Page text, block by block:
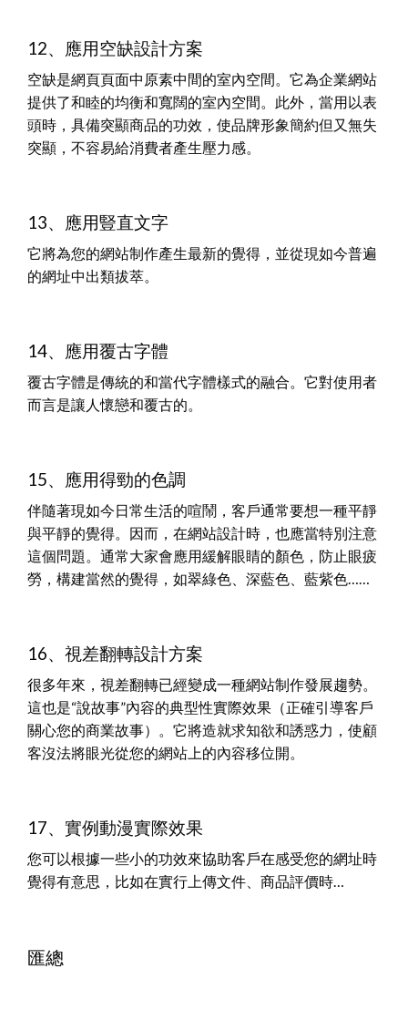
12、應用空缺設計方案
空缺是網頁頁面中原素中間的室內空間。它為企業網站
提供了和睦的均衡和寬闊的室內空間。此外，當用以表
頭時，具備突顯商品的功效，使品牌形象簡約但又無失
突顯，不容易給消費者產生壓力感。
13、應用豎直文字
它將為您的網站制作產生最新的覺得，並從現如今普遍
的網址中出類拔萃。
14、應用覆古字體
覆古字體是傳統的和當代字體樣式的融合。它對使用者
而言是讓人懷戀和覆古的。
15、應用得勁的色調
伴隨著現如今日常生活的喧鬧，客戶通常要想一種平靜
與平靜的覺得。因而，在網站設計時，也應當特別注意
這個問題。通常大家會應用緩解眼睛的顏色，防止眼疲
勞，構建當然的覺得，如翠綠色、深藍色、藍紫色……
16、視差翻轉設計方案
很多年來，視差翻轉已經變成一種網站制作發展趨勢。
這也是“說故事”內容的典型性實際效果（正確引導客戶
關心您的商業故事）。它將造就求知欲和誘惑力，使顧
客沒法將眼光從您的網站上的內容移位開。
17、實例動漫實際效果
您可以根據一些小的功效來協助客戶在感受您的網址時
覺得有意思，比如在實行上傳文件、商品評價時…
匯總